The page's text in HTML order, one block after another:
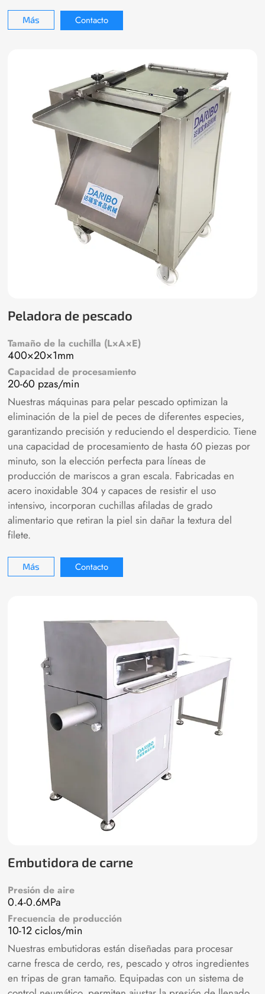
Más Contacto
Peladora de pescado
Tamaño de la cuchilla (L×A×E)
400×20×1mm
Capacidad de procesamiento
20-60 pzas/min
Nuestras máquinas para pelar pescado optimizan la
eliminación de la piel de peces de diferentes especies,
garantizando precisión y reduciendo el desperdicio. Tiene
una capacidad de procesamiento de hasta 60 piezas por
minuto, son la elección perfecta para líneas de
producción de mariscos a gran escala. Fabricadas en
acero inoxidable 304 y capaces de resistir el uso
intensivo, incorporan cuchillas afiladas de grado
alimentario que retiran la piel sin dañar la textura del
filete.
Más Contacto
Embutidora de carne
Presión de aire
0.4-0.6MPa
Frecuencia de producción
10-12 ciclos/min
Nuestras embutidoras están diseñadas para procesar
carne fresca de cerdo, res, pescado y otros ingredientes
en tripas de gran tamaño. Equipadas con un sistema de